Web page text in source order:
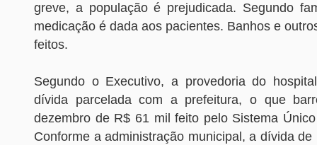
greve, a população é prejudicada. Segundo
medicação é dada aos pacientes. Banhos e
feitos.
Segundo o Executivo, a provedoria do
dívida parcelada com a prefeitura, o que
dezembro de R$ 61 mil feito pelo Sistema
Conforme a administração municipal, a dívida